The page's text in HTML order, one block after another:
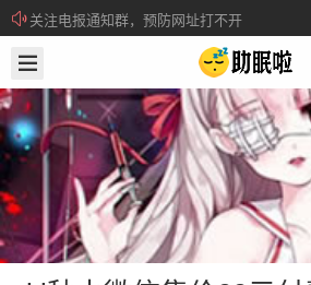
关注电报通知群，预防网址打不开
所有注册用户记得每日来签到领取积分。
@ 助眠啦